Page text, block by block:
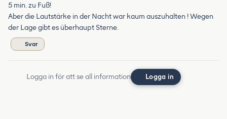
5 min. zu Fuß!
Aber die Lautstärke in der Nacht war kaum auszuhalten ! Wegen
der Lage gibt es überhaupt Sterne.
Svar
Logga in för att se all information Logga in